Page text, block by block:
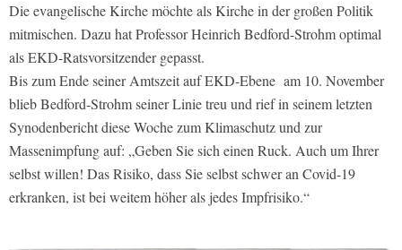
Die evangelische Kirche möchte als Kirche in der großen Politik
mitmischen. Dazu hat Professor Heinrich Bedford-Strohm optimal
als EKD-Ratsvorsitzender gepasst.
Bis zum Ende seiner Amtszeit auf EKD-Ebene am 10. November
blieb Bedford-Strohm seiner Linie treu und rief in seinem letzten
Synodenbericht diese Woche zum Klimaschutz und zur
Massenimpfung auf: „Geben Sie sich einen Ruck. Auch um Ihrer
selbst willen! Das Risiko, dass Sie selbst schwer an Covid-19
erkranken, ist bei weitem höher als jedes Impfrisiko.“